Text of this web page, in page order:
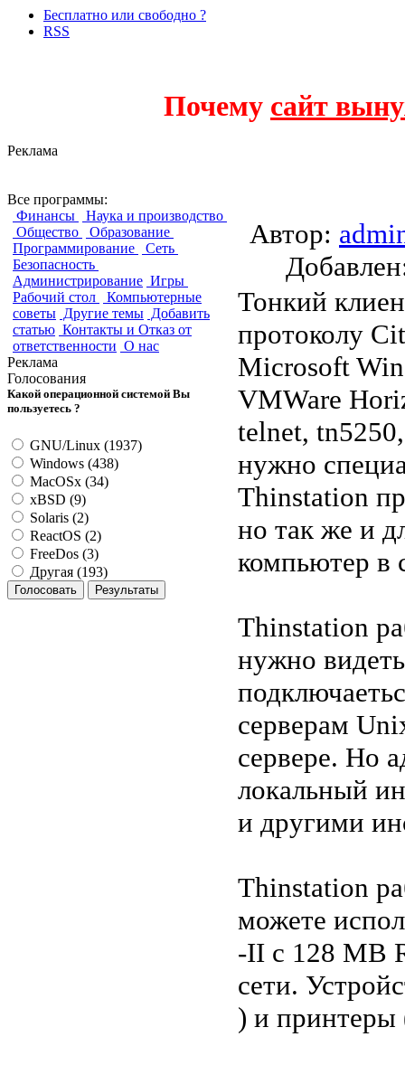
Бесплатно или свободно ?
RSS
Почему сайт
Реклама
Все программы:
Финансы
Наука и производство
Общество
Образование
Программирование
Сеть
Безопасность
Администрирование Игры
Рабочий стол
Компьютерные
советы Другие темы Добавить
статью Контакты и Отказ от
ответственности О нас
Реклама
Голосования
Какой операционной системой Вы
пользуетесь ?
GNU/Linux (1937)
Windows (438)
MacOSx (34)
xBSD (9)
Solaris (2)
ReactOS (2)
FreeDos (3)
Другая (193)
Автор:
Тонкий
протоколу
Microsoft
VMWare
telnet,
нужно
Thinstation
но так же и
компьютер в
Thinstation
нужно
серверам
сервере. Но
локальный
и другими
Thinstation
можете
-II с 128 MB
сети.
) и принтеры